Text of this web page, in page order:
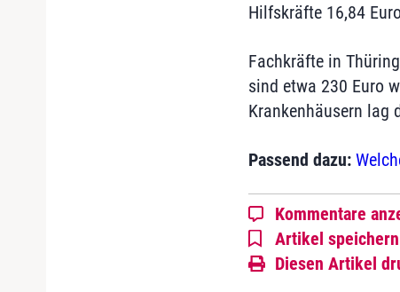
Hilfskräfte 16,84
Fachkräfte in
sind etwa 230 Euro
Krankenhäusern lag
Passend dazu:
Kommentare
Artikel speichern
Diesen Artikel